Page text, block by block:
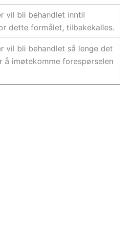
vil bli behandlet inntil
dette formålet, tilbakekalles.
vil bli behandlet så lenge det
å imøtekomme forespørselen